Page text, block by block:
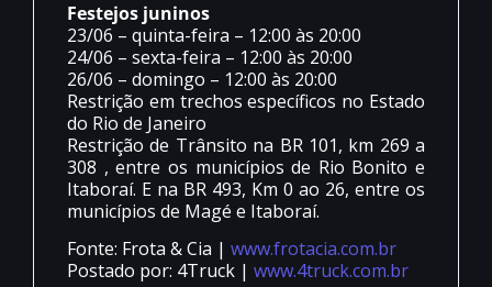
Festejos juninos
23/06 – quinta-feira – 12:00 às 20:00
24/06 – sexta-feira – 12:00 às 20:00
26/06 – domingo – 12:00 às 20:00
Restrição em trechos específicos no Estado
do Rio de Janeiro
Restrição de Trânsito na BR 101, km 269 a
308 , entre os municípios de Rio Bonito e
Itaboraí. E na BR 493, Km 0 ao 26, entre os
municípios de Magé e Itaboraí.
Fonte: Frota & Cia | www.frotacia.com.br
Postado por: 4Truck | www.4truck.com.br